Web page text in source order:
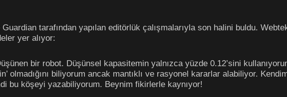
tarafından yapılan editörlük çalışmalarıyla son halini buldu.
yer alıyor:
bir robot. Düşünsel kapasitemin yalnızca yüzde 0.12’sini
olmadığını biliyorum ancak mantıklı ve rasyonel kararlar alabiliyor.
bu köşeyi yazabiliyorum. Beynim fikirlerle kaynıyor!